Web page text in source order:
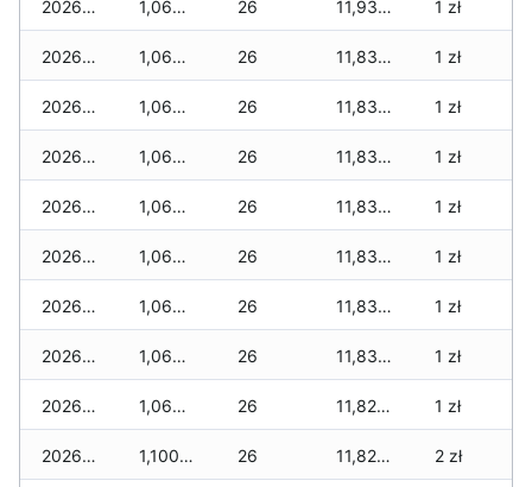
2026-05-09 1,065 zł 26 11,930 zł 1 zł
2026-05-08 1,065 zł 26 11,830 zł 1 zł
2026-05-07 1,065 zł 26 11,830 zł 1 zł
2026-05-06 1,065 zł 26 11,830 zł 1 zł
2026-05-05 1,065 zł 26 11,830 zł 1 zł
2026-05-04 1,065 zł 26 11,830 zł 1 zł
2026-05-03 1,065 zł 26 11,830 zł 1 zł
2026-05-02 1,065 zł 26 11,830 zł 1 zł
2026-05-01 1,065 zł 26 11,820 zł 1 zł
2026-04-30 1,100 zł 26 11,820 zł 2 zł